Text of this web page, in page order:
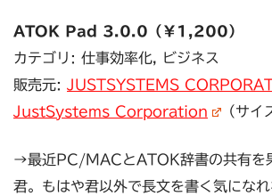
ATOK Pad 3.0.0（￥1,200）
カテゴリ: 仕事効率化, ビジネス
販売元: JUSTSYSTEMS
JustSystems Corporation
（サイ
→最近PC/MACとATOK辞書の共有を
君。もはや君以外で長文を書く気になれ